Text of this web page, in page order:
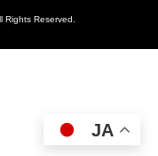
Rights Reserved.
JA